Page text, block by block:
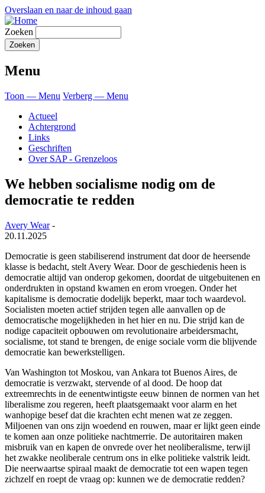
Overslaan en naar de inhoud gaan
Zoeken
Menu
Toon — Menu Verberg — Menu
Actueel
Achtergrond
Links
Geschriften
Over SAP - Grenzeloos
We hebben socialisme nodig om de
democratie te redden
Avery Wear-
20.11.2025
Democratie is geen stabiliserend instrument dat door de heersende
klasse is bedacht, stelt Avery Wear. Door de geschiedenis heen is
democratie altijd van onderop gekomen, doordat de uitgebuitenen en
onderdrukten in opstand kwamen en erom vroegen. Onder het
kapitalisme is democratie dodelijk beperkt, maar toch waardevol.
Socialisten moeten actief strijden tegen alle aanvallen op de
democratische mogelijkheden in het hier en nu. Die strijd kan de
nodige capaciteit opbouwen om revolutionaire arbeidersmacht,
socialisme, tot stand te brengen, de enige sociale vorm die blijvende
democratie kan bewerkstelligen.
Van Washington tot Moskou, van Ankara tot Buenos Aires, de
democratie is verzwakt, stervende of al dood. De hoop dat
extreemrechts in de eenentwintigste eeuw binnen de normen van het
liberalisme zou regeren, heeft plaatsgemaakt voor alarm en het
wanhopige besef dat die krachten echt menen wat ze zeggen.
Miljoenen van ons zijn woedend en rouwen, maar er lijkt geen einde
te komen aan onze politieke nachtmerrie. De autoritairen maken
misbruik van en kapen de onvrede over het neoliberalisme, terwijl
het zwakke neoliberale centrum ons in elke politieke valstrik leidt.
Die neerwaartse spiraal maakt de democratie tot een wapen tegen
zichzelf en roept de vraag op: kunnen we de democratie redden?